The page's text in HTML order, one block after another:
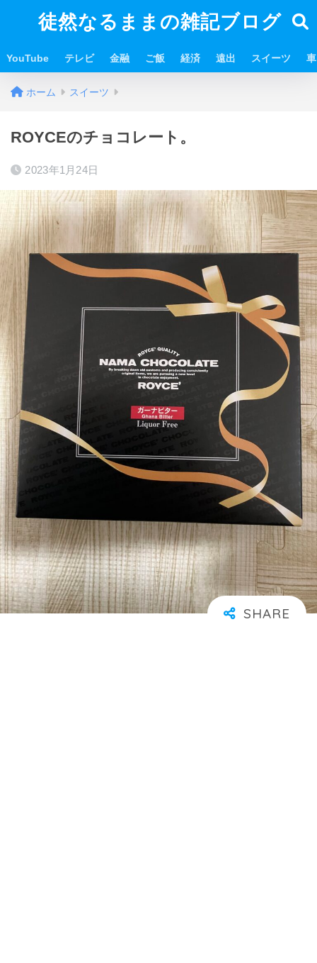
徒然なるままの雑記ブログ
YouTube テレビ 金融 ご飯 経済 遠出 スイーツ 車
ホーム スイーツ
ROYCEのチョコレート。
2023年1月24日